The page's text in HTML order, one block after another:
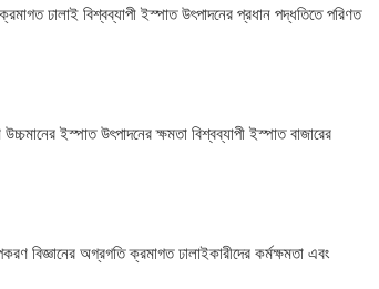
ঢালাই বিশ্বব্যাপী ইস্পাত উৎপাদনের প্রধান পদ্ধতিতে পরিণত
ইস্পাত উৎপাদনের ক্ষমতা বিশ্বব্যাপী ইস্পাত বাজারের
বিজ্ঞানের অগ্রগতি ক্রমাগত ঢালাইকারীদের কর্মক্ষমতা এবং